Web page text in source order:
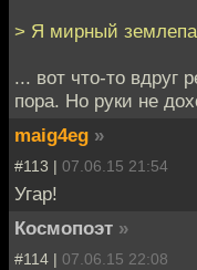
> Я мирный
... вот что-то вдруг
пора. Но руки не
maig4eg »
#113 | 07.06.15 21:54
Угар!
Космопоэт »
#114 | 07.06.15 22:08